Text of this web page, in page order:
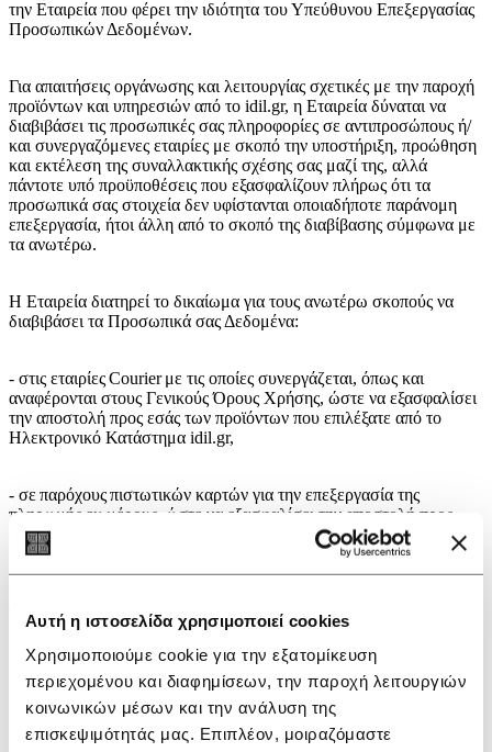
Αυτή η ιστοσελίδα χρησιμοποιεί cookies
Χρησιμοποιούμε cookie για την εξατομίκευση
περιεχομένου και διαφημίσεων, την παροχή λειτουργιών
κοινωνικών μέσων και την ανάλυση της
επισκεψιμότητάς μας. Επιπλέον, μοιραζόμαστε
την Εταιρεία που φέρει την ιδιότητα του Υπεύθυνου Επεξεργασίας
Προσωπικών Δεδομένων.
Για απαιτήσεις οργάνωσης και λειτουργίας σχετικές με την παροχή
προϊόντων και υπηρεσιών από το idil.gr, η Εταιρεία δύναται να
διαβιβάσει τις προσωπικές σας πληροφορίες σε αντιπροσώπους ή/
και συνεργαζόμενες εταιρίες με σκοπό την υποστήριξη, προώθηση
και εκτέλεση της συναλλακτικής σχέσης σας μαζί της, αλλά
πάντοτε υπό προϋποθέσεις που εξασφαλίζουν πλήρως ότι τα
προσωπικά σας στοιχεία δεν υφίστανται οποιαδήποτε παράνομη
επεξεργασία, ήτοι άλλη από το σκοπό της διαβίβασης σύμφωνα με
τα ανωτέρω.
Η Εταιρεία διατηρεί το δικαίωμα για τους ανωτέρω σκοπούς να
διαβιβάσει τα Προσωπικά σας Δεδομένα:
- στις εταιρίες Courier με τις οποίες συνεργάζεται, όπως και
αναφέρονται στους Γενικούς Όρους Χρήσης, ώστε να εξασφαλίσει
την αποστολή προς εσάς των προϊόντων που επιλέξατε από το
Ηλεκτρονικό Κατάστημα idil.gr,
- σε παρόχους πιστωτικών καρτών για την επεξεργασία της
πληρωμής εκ μέρους, ώστε να εξασφαλίσει την αποστολή προς
εσάς των προϊόντων που επιλέξατε από το Ηλεκτρονικό
Κατάστημα idil.gr,
παρέχουν για λογαριασμό της Εταιρείας υπηρεσίες προώθησης
και marketing τόσο της Εταιρείας όσο και των προϊόντων ή των
υπηρεσιών της,
- ή σε τρίτους συνεργάτες μας οι οποίοι παρέχουν τεχνικές
υπηρεσίες, όπως ενδεικτικά υπηρεσίες φιλοξενίας και τεχνικής
υποστήριξης.